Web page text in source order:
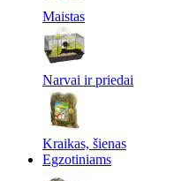
Maistas
Narvai ir priedai
Kraikas, šienas
Egzotiniams